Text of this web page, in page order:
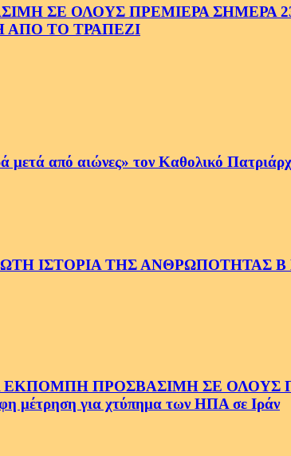
ΣΕ ΟΛΟΥΣ ΠΡΕΜΙΕΡΑ ΣΗΜΕΡΑ
ΤΟ ΤΡΑΠΕΖΙ
μετά από αιώνες» τον Καθολικό
ΙΣΤΟΡΙΑ ΤΗΣ ΑΝΘΡΩΠΟΤΗΤΑΣ
ΠΡΟΣΒΑΣΙΜΗ ΣΕ ΟΛΟΥΣ
για χτύπημα των ΗΠΑ σε Ιράν